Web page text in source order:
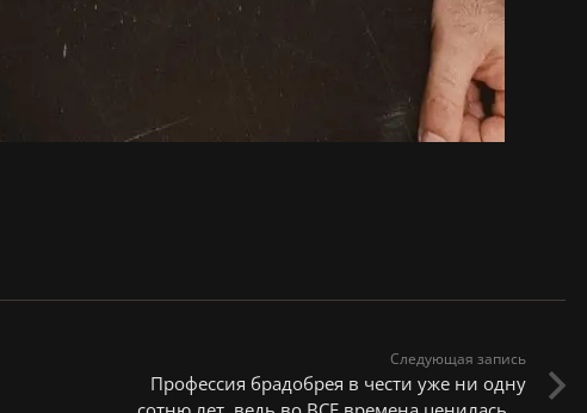
Следующая запись
Профессия брадобрея в чести уже ни одну